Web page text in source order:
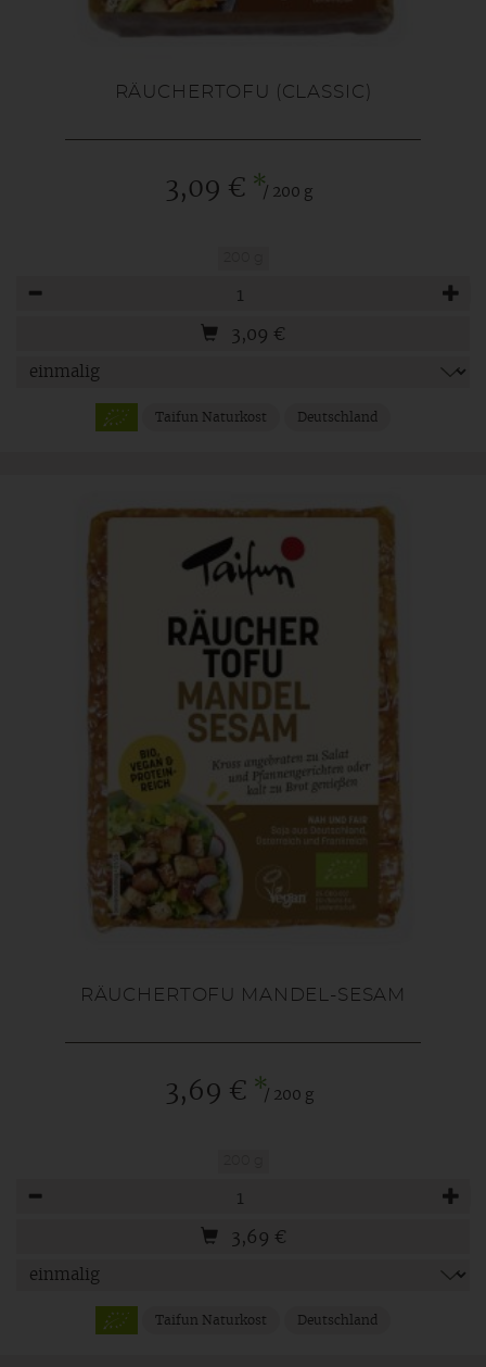
RÄUCHERTOFU (CLASSIC)
3,09 € */ 200 g
3,09 €
Taifun Naturkost Deutschland
RÄUCHERTOFU MANDEL-SESAM
3,69 € */ 200 g
3,69 €
Taifun Naturkost Deutschland